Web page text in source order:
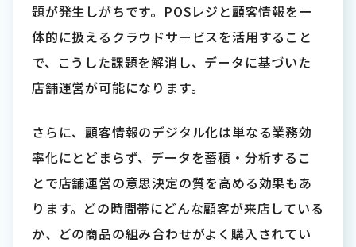
題が発生しがちです。POSレジと顧客情報を一
体的に扱えるクラウドサービスを活用すること
で、こうした課題を解消し、データに基づいた
店舗運営が可能になります。
さらに、顧客情報のデジタル化は単なる業務効
率化にとどまらず、データを蓄積・分析するこ
とで店舗運営の意思決定の質を高める効果もあ
ります。どの時間帯にどんな顧客が来店している
か、どの商品の組み合わせがよく購入されてい